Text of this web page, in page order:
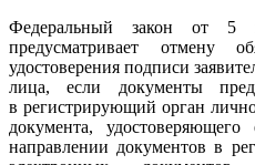
Федеральный закон
предусматривает отмену
удостоверения подписи
лица, если документы
в регистрирующий орган
документа,
направлении документов в